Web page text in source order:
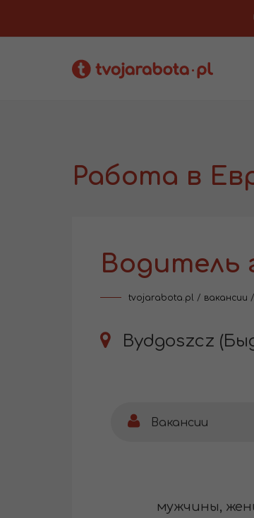
Работа в
Водитель
tvojarabota.pl / вакансии /
Bydgoszcz
Вакансии
мужчины,